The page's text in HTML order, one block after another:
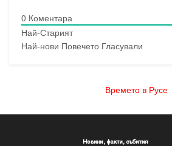
0 Коментара
Най-Старият
Най-нови Повечето Гласували
Времето в Русе